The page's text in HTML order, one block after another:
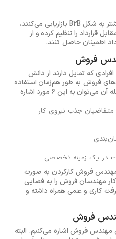
از آن‌جایی که مهندسان فروش بیشتر به شکل B2B بازاریابی می‌کنند،
قرارداد را تنظیم کرده و از
اطمینان حاصل کنند.
که تمایل دارند از دانش
فروش به طور هم‌زمان استفاده
کنند، مزایای بسیاری دارد که از جمله آن می‌توان به این 6 مورد اشاره
متقاضیان جذب نیروی کار
در یک زمینه تخصصی
فروش کارکردن به صورت
مهندسان فروش را به فضایی
کاری و علمی همراه داشته و
شغلی مهندس فروش اشاره می‌کنیم. البته